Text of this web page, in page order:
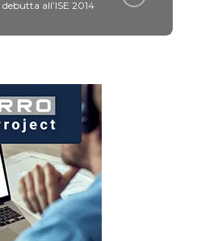
all’ISE 2014